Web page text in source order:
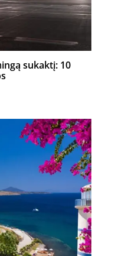
sukaktį: 10